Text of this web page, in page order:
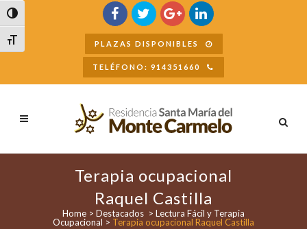
Alternar alto contraste
Alternar tamaño de letra
Buscar
PLAZAS DISPONIBLES
TELÉFONO: 914351660
Terapia ocupacional
Raquel Castilla
Home > Destacados > Lectura Fácil y Terapia
Ocupacional > Terapia ocupacional Raquel Castilla